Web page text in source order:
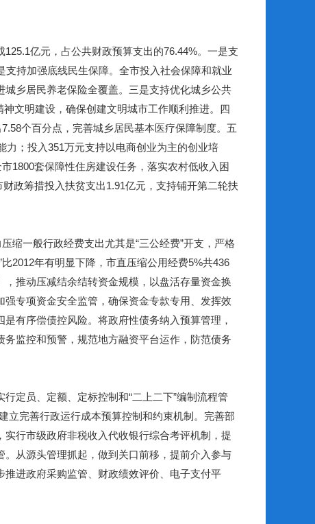
125.1亿元，占公共财政预算支出的76.44%。一是支
支持加强底线民生保障。全市投入社会保障和就业
城乡居民养老保险全覆盖。三是支持优化城乡公共
文明建设，确保创建文明城市工作顺利推进。四
7.58个百分点， 完善城乡居民基本医疗保障制度。五
力；投入351万元支持以电商创业为主的创业培
市1800套保障性住房建设任务，落实农村低收入困
财政筹措投入扶贫支出1.91亿元，支持铺开第二轮扶
缩一般行政经费支出尤其是“三公经费”开支，严格
比2012年有明显下降，市直压缩公用经费5%共436
推动压减结余结转资金规模，以盘活存量资金换
专项资金安全监管，确保资金专款专用、发挥效
有序偿债控风险。将政府性债务纳入预算管理，
监控和预警，规范地方融资平台运作，防范债务
行定员、定额、定标控制和“二上二下”编制流程管
立完善行政运行成本预算控制和约束机制。完善部
实行市级政府非税收入代收银行综合考评机制 ，提
从源头管理抓起，做到关口前移，提前介入参与
进政府采购监管、财政绩效评价、电子支付平